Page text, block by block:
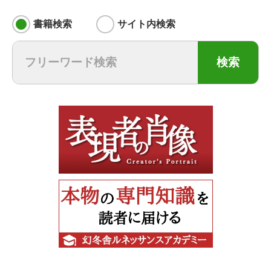
書籍検索 サイト内検索
検索